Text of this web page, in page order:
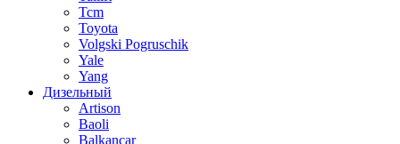
Tcm
Toyota
Volgski Pogruschik
Yale
Yang
Дизельный
Artison
Baoli
Balkancar